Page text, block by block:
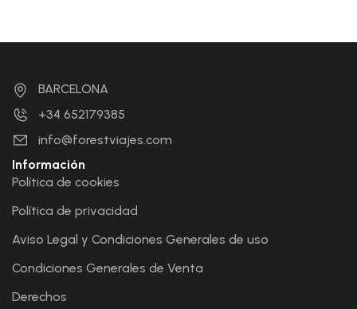
BARCELONA
+34 652179385
info@forestviajes.com
Información
Política de cookies
Política de privacidad
Aviso Legal y Condiciones Generales de uso
Condiciones Generales de Venta
Derechos